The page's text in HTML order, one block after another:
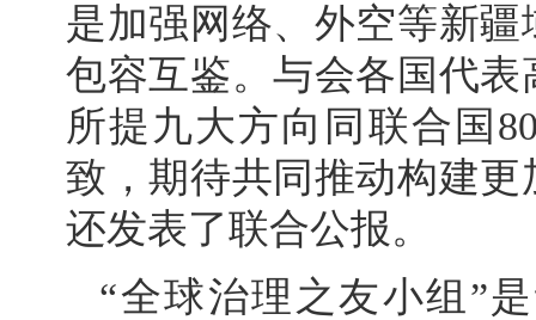
是加强网络、外空等新
包容互鉴。与会各国代
所提九大方向同联合国
致，期待共同推动构建
还发表了联合公报。
“全球治理之友小组”